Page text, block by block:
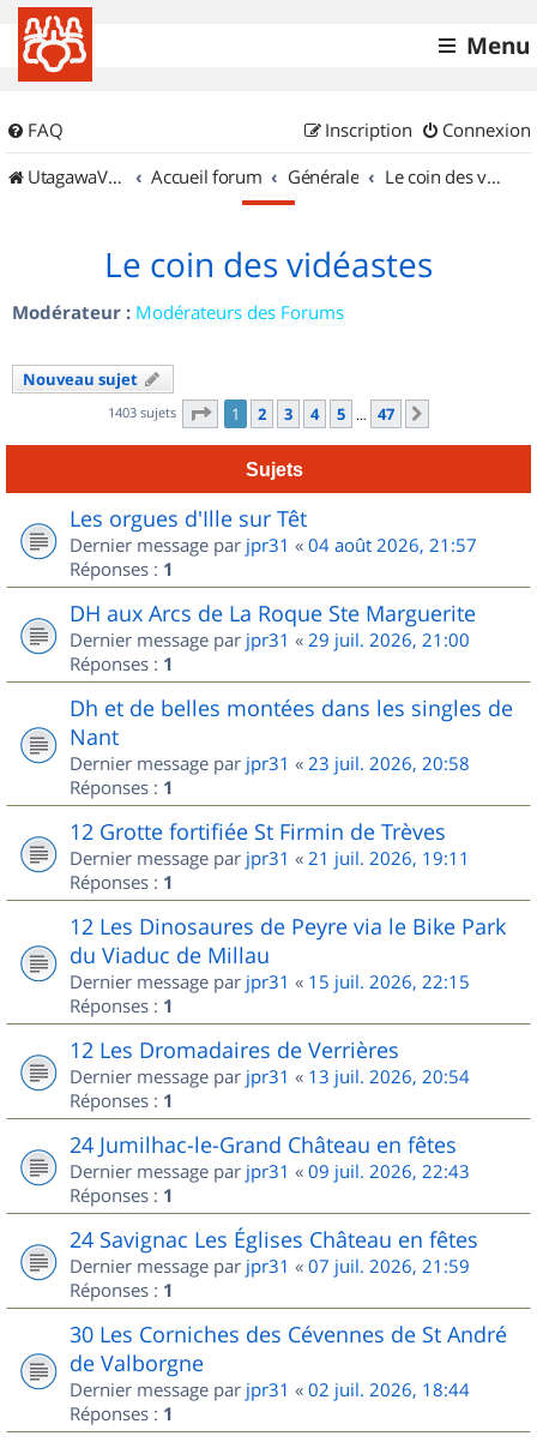
Menu
FAQ Connexion
Inscription
UtagawaVTT (Randos VTT et VTTAE avec traces GPS)
Accueil forum Générale Le coin des vidéastes
Le coin des vidéastes
Modérateur : Modérateurs des Forums
Nouveau sujet
1403 sujets Page 1sur
1 2 3 4 5 … 47
Sujets
Les orgues d'Ille sur Têt
Dernier message par jpr31 « 04 août 2026, 21:57
Réponses : 1
DH aux Arcs de La Roque Ste Marguerite
Dernier message par jpr31 « 29 juil. 2026, 21:00
Réponses : 1
Dh et de belles montées dans les singles de
Nant
Dernier message par jpr31 « 23 juil. 2026, 20:58
Réponses : 1
12 Grotte fortifiée St Firmin de Trèves
Dernier message par jpr31 « 21 juil. 2026, 19:11
Réponses : 1
12 Les Dinosaures de Peyre via le Bike Park
du Viaduc de Millau
Dernier message par jpr31 « 15 juil. 2026, 22:15
Réponses : 1
12 Les Dromadaires de Verrières
Dernier message par jpr31 « 13 juil. 2026, 20:54
Réponses : 1
24 Jumilhac-le-Grand Château en fêtes
Dernier message par jpr31 « 09 juil. 2026, 22:43
Réponses : 1
24 Savignac Les Églises Château en fêtes
Dernier message par jpr31 « 07 juil. 2026, 21:59
Réponses : 1
30 Les Corniches des Cévennes de St André
de Valborgne
Dernier message par jpr31 « 02 juil. 2026, 18:44
Réponses : 1